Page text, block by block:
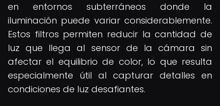
en entornos subterráneos donde la
iluminación puede variar considerablemente.
Estos filtros permiten reducir la cantidad de
luz que llega al sensor de la cámara sin
afectar el equilibrio de color, lo que resulta
especialmente útil al capturar detalles en
condiciones de luz desafiantes.